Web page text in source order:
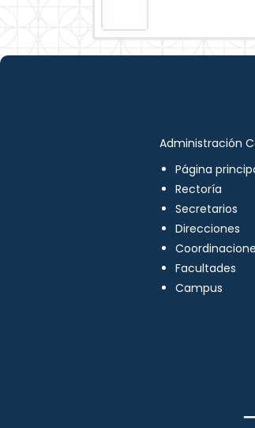
Administración
Página
Rectoría
Secretarios
Direcciones
Facultades
Campus